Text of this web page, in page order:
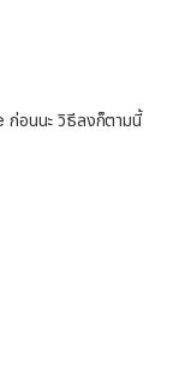
ก่อนนะ วิธีลงก็ตามนี้